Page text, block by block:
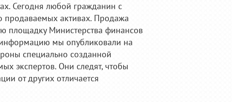
Сегодня любой гражданин с
активах. Продажа
площадку Министерства финансов
мы опубликовали на
специально созданной
экспертов. Они следят, чтобы
от других отличается